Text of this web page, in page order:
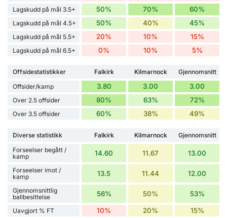
Lagskudd på mål 3.5+ 50% 70% 60%
Lagskudd på mål 4.5+ 50% 40% 45%
Lagskudd på mål 5.5+ 20% 10% 15%
Lagskudd på mål 6.5+ 0% 10% 5%
Offsidestatistikker Falkirk Kilmarnock
Gjennomsnitt
Offsider/kamp
3.80 3.00 3.00
Over 2.5 offsider 80% 63% 72%
Over 3.5 offsider 60% 38% 49%
Diverse statistikk Falkirk Kilmarnock
Gjennomsnitt
Forseelser begått /
kamp
14.60 11.67 13.00
Forseelser imot /
kamp
13.5 11.44 12.00
Gjennomsnittlig
ballbesittelse
56% 50% 53%
Uavgjort % FT 10% 20% 15%